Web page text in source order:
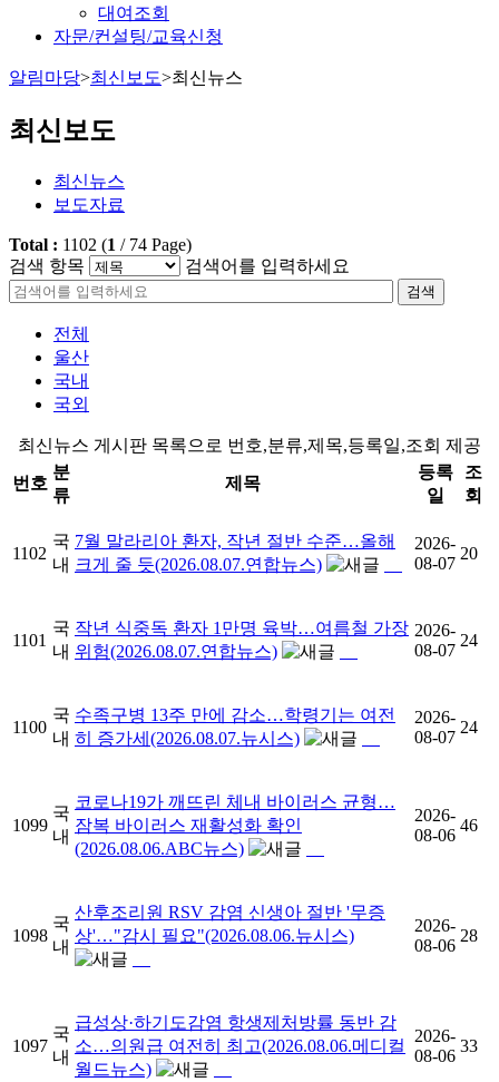
대여조회
자문/컨설팅/교육신청
알림마당>최신보도>최신뉴스
최신보도
최신뉴스
보도자료
Total : 1102 (1 / 74 Page)
검색 항목
검색어를 입력하세요
검색
전체
울산
국내
국외
최신뉴스 게시판 목록으로 번호,분류,제목,등록일,조회 제공
번호
분
류
제목
등록
일
조
회
1102
국
내
7월 말라리아 환자, 작년 절반 수준…올해
크게 줄 듯(2026.08.07.연합뉴스)
2026-
08-07
20
1101
국
내
작년 식중독 환자 1만명 육박…여름철 가장
위험(2026.08.07.연합뉴스)
2026-
08-07
24
1100
국
내
수족구병 13주 만에 감소…학령기는 여전
히 증가세(2026.08.07.뉴시스)
2026-
08-07
24
1099
국
내
코로나19가 깨뜨린 체내 바이러스 균형…
잠복 바이러스 재활성화 확인
(2026.08.06.ABC뉴스)
2026-
08-06
46
1098
국
내
산후조리원 RSV 감염 신생아 절반 '무증
상'…"감시 필요"(2026.08.06.뉴시스)
2026-
08-06
28
1097
국
내
급성상·하기도감염 항생제처방률 동반 감
소…의원급 여전히 최고(2026.08.06.메디컬
월드뉴스)
2026-
08-06
33